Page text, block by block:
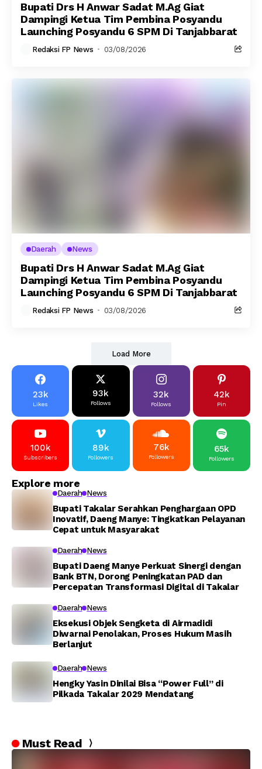
Bupati Drs H Anwar Sadat M.Ag Giat
Dampingi Ketua Tim Pembina Posyandu
Launching Posyandu 6 SPM Di Tanjabbarat
Redaksi FP News 03/08/2026
Daerah News
Bupati Drs H Anwar Sadat M.Ag Giat
Dampingi Ketua Tim Pembina Posyandu
Launching Posyandu 6 SPM Di Tanjabbarat
Redaksi FP News 03/08/2026
Load More
23k
Likes
93k
Follows
32k
Follows
42k
Pin
100k
Subscribers
89k
Followers
76k
Followers
65k
Followers
Explore more
Daerah News
Bupati Takalar Serahkan Penghargaan OPD
Inovatif, Daeng Manye: Tingkatkan Pelayanan
Cepat untuk Masyarakat
Daerah News
Bupati Daeng Manye Perkuat Sinergi dengan
Bank BTN, Dorong Peningkatan PAD dan
Percepatan Transformasi Digital di Takalar
Daerah News
Eksekusi Objek Sengketa di Airmadidi
Diwarnai Penolakan, Proses Hukum Masih
Berlanjut
Daerah News
Hengky Yasin Dinilai Bisa “Power Full” di
Pilkada Takalar 2029 Mendatang
Must Read